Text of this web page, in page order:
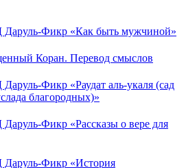
Даруль-Фикр «Как быть мужчиной»
Коран. Перевод смыслов
Фикр «Раудат аль-укаля (cад
благородных)»
Фикр «Рассказы о вере для
Даруль-Фикр «История